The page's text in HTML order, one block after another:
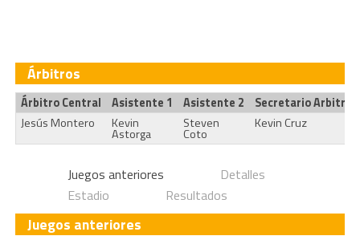
Árbitros
Árbitro Central Asistente 1 Asistente 2
Secretario Arbitral
Jesús Montero
Kevin
Astorga
Steven
Coto
Kevin Cruz
Juegos anteriores
Detalles
Estadio
Resultados
Juegos anteriores